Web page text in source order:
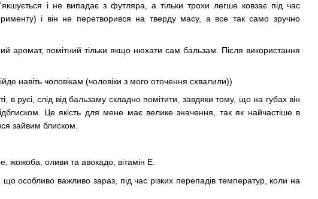
і не випадає з футляра, а тільки трохи легше ковзає під час
і він не перетворився на тверду масу, а все так само зручно
аромат, помітний тільки якщо нюхати сам бальзам. Після використання
навіть чоловікам (чоловіки з мого оточення схвалили))
русі, слід від бальзаму складно помітити, завдяки тому, що на губах він
Це якість для мене має велике значення, так як найчастіше в
зайвим блиском.
жожоба, оливи та авокадо, вітамін Е.
особливо важливо зараз, під час різких перепадів температур, коли на